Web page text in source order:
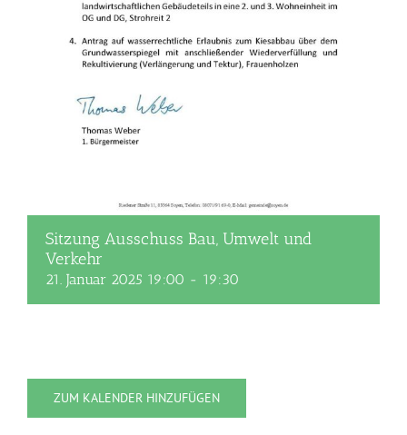
Sitzung Ausschuss Bau, Umwelt und
Verkehr
21. Januar 2025 19:00 - 19:30
ZUM KALENDER HINZUFÜGEN